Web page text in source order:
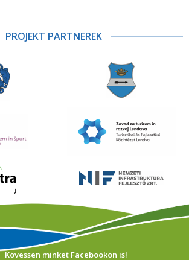
PROJEKT PARTNEREK
Kövessen minket Facebookon is!